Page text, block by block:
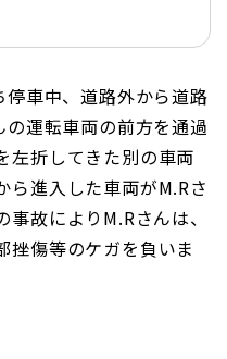
車中、道路外から道路
運転車両の前方を通過
左折してきた別の車両
ら進入した車両がM.Rさ
故によりM.Rさんは、
挫傷等のケガを負いま